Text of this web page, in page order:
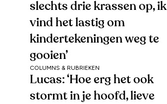
slechts drie krassen op, ik
vind het lastig om
kindertekeningen weg te
gooien’
COLUMNS & RUBRIEKEN
Lucas: ‘Hoe erg het ook
stormt in je hoofd, lieve